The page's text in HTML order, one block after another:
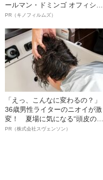
ールマン・ドミンゴ オフィシャ
ルインタビュー“観客を魅了した
語る”《日本興収70億円突破》
PR（キノフィルムズ）
「えっ、こんなに変わるの？」
36歳男性ライターのニオイが激
変！ 夏場に気になる“頭皮のニ
オイ”や“ベタつき”を解消す
PR（株式会社スヴェンソン）